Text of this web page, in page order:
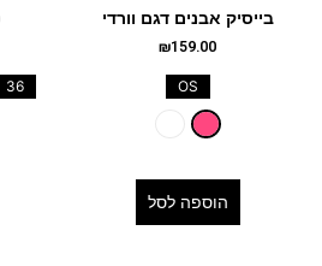
בייסיק אבנים דגם וורדי
₪159.00
OS
הוספה לסל
36